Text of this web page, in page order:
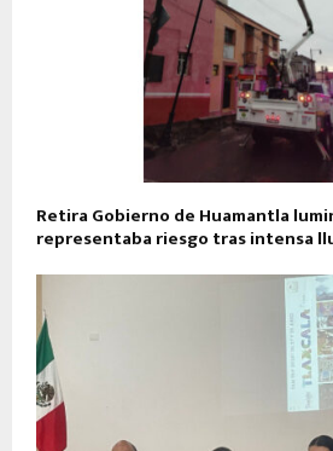
Retira Gobierno de Huamantla
representaba riesgo tras intensa